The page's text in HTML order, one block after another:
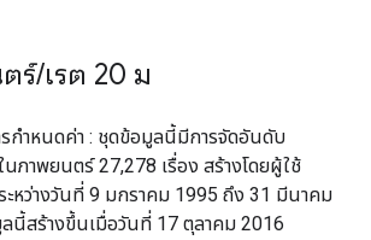
ร์/เรต 20 ม
รกำหนดค่า : ชุดข้อมูลนี้มีการจัดอันดับ
ภาพยนตร์ 27,278 เรื่อง สร้างโดยผู้ใช้
หว่างวันที่ 9 มกราคม 1995 ถึง 31 มีนาคม
นี้สร้างขึ้นเมื่อวันที่ 17 ตุลาคม 2016